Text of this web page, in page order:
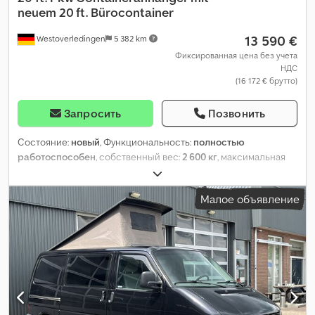
Westoverledingen 5 382 km
neuem 20 ft. Bürocontainer
13 590 €
Фиксированная цена без учета
НДС
(16 172 € брутто)
Запросить Позвонить
Состояние: новый, Функциональность: полностью
работоспособен, собственный вес:2 600 кг, максимальная
, общий вес:
осей:2 оси, подвеска:другое, цвет:серебристый,
Малое объявление